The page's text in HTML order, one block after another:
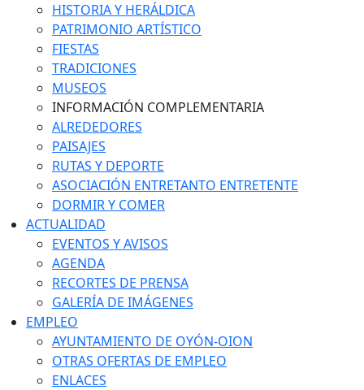
HISTORIA Y HERÁLDICA
PATRIMONIO ARTÍSTICO
FIESTAS
TRADICIONES
MUSEOS
INFORMACIÓN COMPLEMENTARIA
ALREDEDORES
PAISAJES
RUTAS Y DEPORTE
ASOCIACIÓN ENTRETANTO ENTRETENTE
DORMIR Y COMER
ACTUALIDAD
EVENTOS Y AVISOS
AGENDA
RECORTES DE PRENSA
GALERÍA DE IMÁGENES
EMPLEO
AYUNTAMIENTO DE OYÓN-OION
OTRAS OFERTAS DE EMPLEO
ENLACES